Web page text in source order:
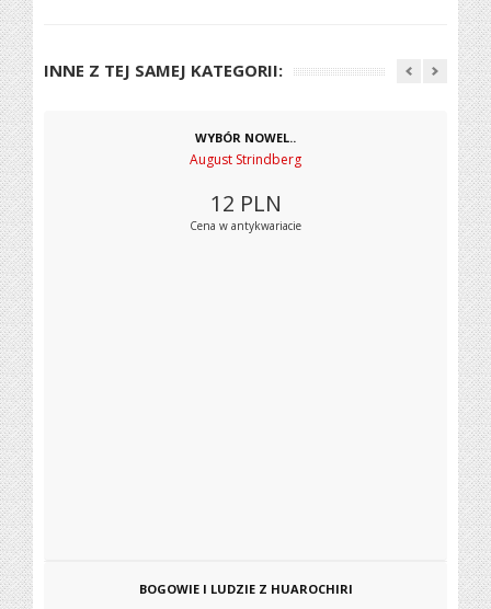
INNE Z TEJ SAMEJ KATEGORII:
WYBÓR NOWEL..
August Strindberg
12 PLN
Cena w antykwariacie
BOGOWIE I LUDZIE Z HUAROCHIRI